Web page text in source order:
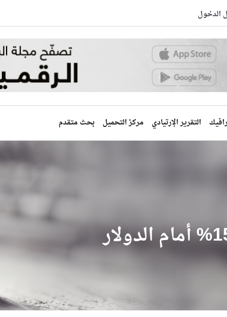
الدخول
التقرير الإرتيادي مركز التحميل بحث متقدم